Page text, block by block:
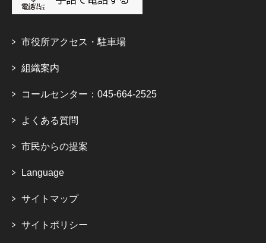
市役所アクセス・駐車場
組織案内
コールセンター：045-664-2525
よくある質問
市民からの提案
Language
サイトマップ
サイトポリシー